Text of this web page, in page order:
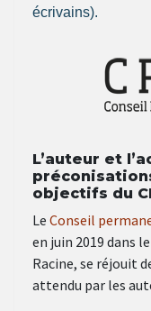
écrivains).
L’auteur et
objectifs du
Le Conseil
en juin 2019 dans
Racine, se réjouit
attendu par les